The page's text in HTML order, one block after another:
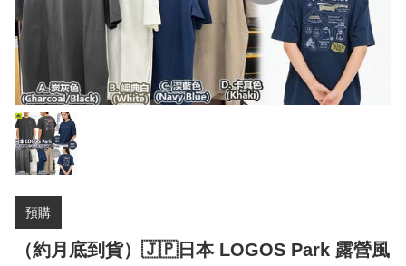
預購
（約月底到貨）🇯🇵日本 LOGOS Park 露營風